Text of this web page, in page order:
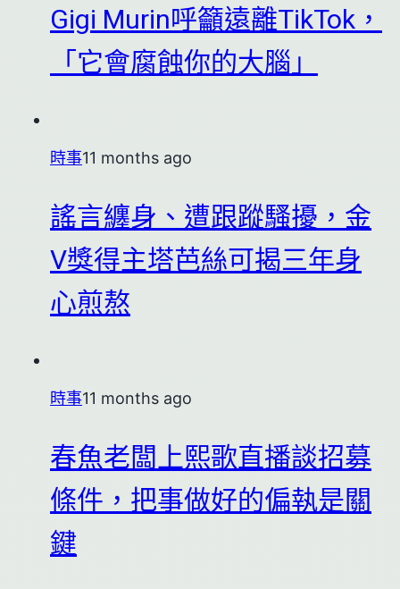
Gigi Murin呼籲遠離TikTok，
「它會腐蝕你的大腦」
時事11 months ago
謠言纏身、遭跟蹤騷擾，金
V獎得主塔芭絲可揭三年身
心煎熬
時事11 months ago
春魚老闆上熙歌直播談招募
條件，把事做好的偏執是關
鍵